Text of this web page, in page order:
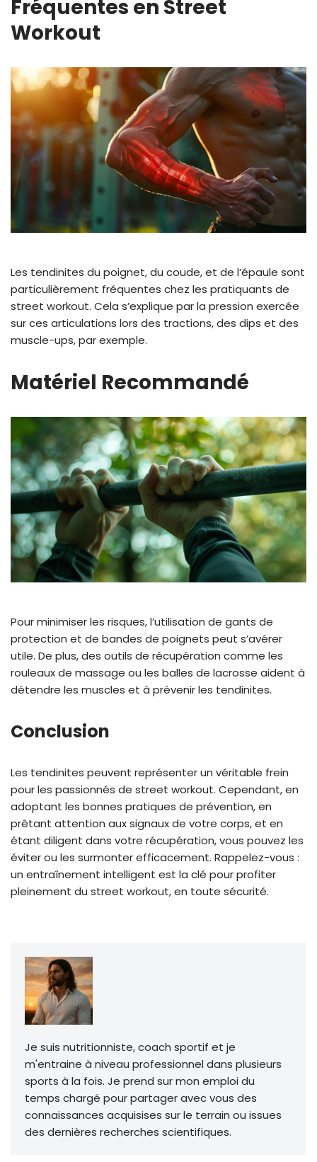
Fréquentes en Street
Workout
Les tendinites du poignet, du coude, et de l’épaule sont
particulièrement fréquentes chez les pratiquants de
street workout. Cela s’explique par la pression exercée
sur ces articulations lors des tractions, des dips et des
muscle-ups, par exemple.
Matériel Recommandé
Pour minimiser les risques, l’utilisation de gants de
protection et de bandes de poignets peut s’avérer
utile. De plus, des outils de récupération comme les
rouleaux de massage ou les balles de lacrosse aident à
détendre les muscles et à prévenir les tendinites.
Conclusion
Les tendinites peuvent représenter un véritable frein
pour les passionnés de street workout. Cependant, en
adoptant les bonnes pratiques de prévention, en
prêtant attention aux signaux de votre corps, et en
étant diligent dans votre récupération, vous pouvez les
éviter ou les surmonter efficacement. Rappelez-vous :
un entraînement intelligent est la clé pour profiter
pleinement du street workout, en toute sécurité.
Je suis nutritionniste, coach sportif et je
m'entraine à niveau professionnel dans plusieurs
sports à la fois. Je prend sur mon emploi du
temps chargé pour partager avec vous des
connaissances acquisises sur le terrain ou issues
des dernières recherches scientifiques.